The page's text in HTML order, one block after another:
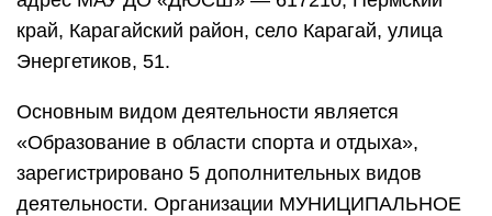
край, Карагайский район, село Карагай, улица
Энергетиков, 51.
Основным видом деятельности является
«Образование в области спорта и отдыха»,
зарегистрировано 5 дополнительных видов
деятельности. Организации МУНИЦИПАЛЬНОЕ